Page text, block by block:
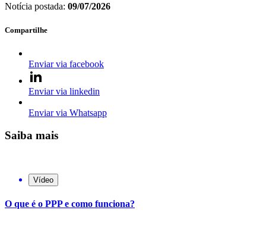
Notícia postada: 09/07/2026
Compartilhe
Enviar via facebook
Enviar via linkedin
Enviar via Whatsapp
Saiba mais
Vídeo
O que é o PPP e como funciona?